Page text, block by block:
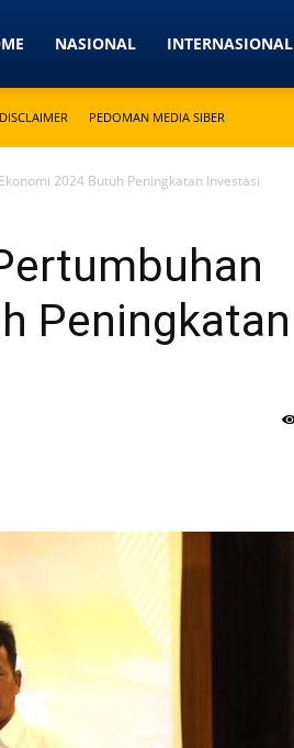
NASIONAL INTERNASIONAL
DISCLAIMER PEDOMAN MEDIA SIBER
2024 Butuh Peningkatan Investasi
Peningkatan